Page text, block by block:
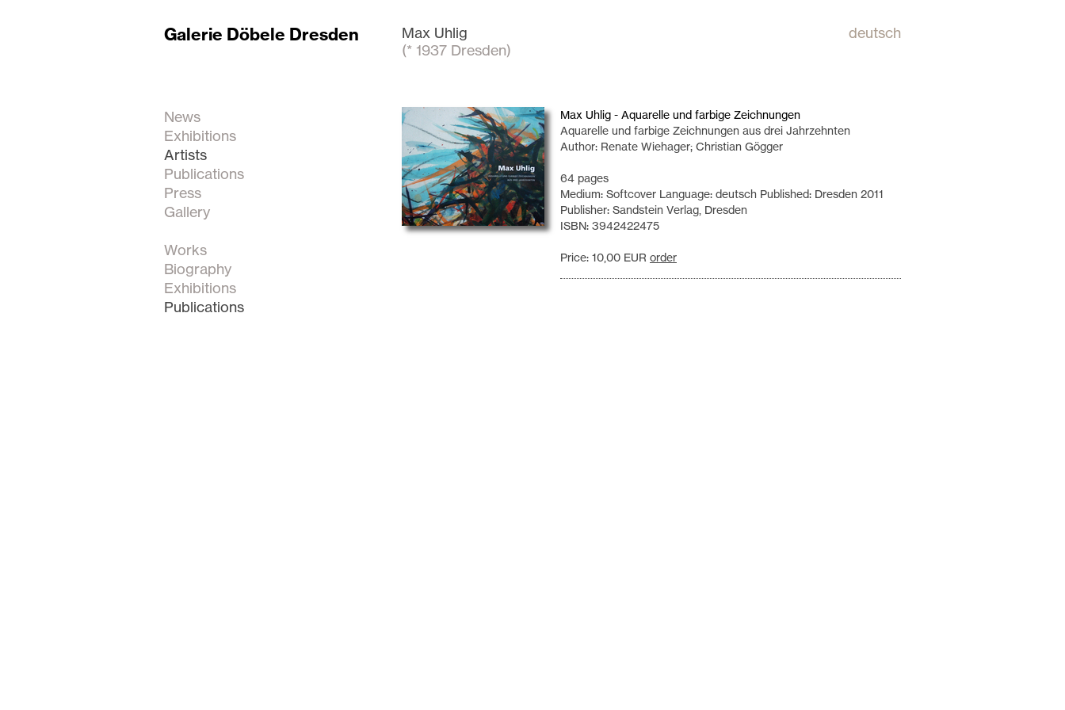
Galerie Döbele Dresden
Max Uhlig
(* 1937 Dresden)
deutsch
News
Exhibitions
Artists
Publications
Press
Gallery
Works
Biography
Exhibitions
Publications
Max Uhlig - Aquarelle und farbige Zeichnungen
Aquarelle und farbige Zeichnungen aus drei Jahrzehnten
Author: Renate Wiehager; Christian Gögger
64 pages
Medium: Softcover Language: deutsch Published: Dresden 2011
Publisher: Sandstein Verlag, Dresden
ISBN: 3942422475
Price: 10,00 EUR order